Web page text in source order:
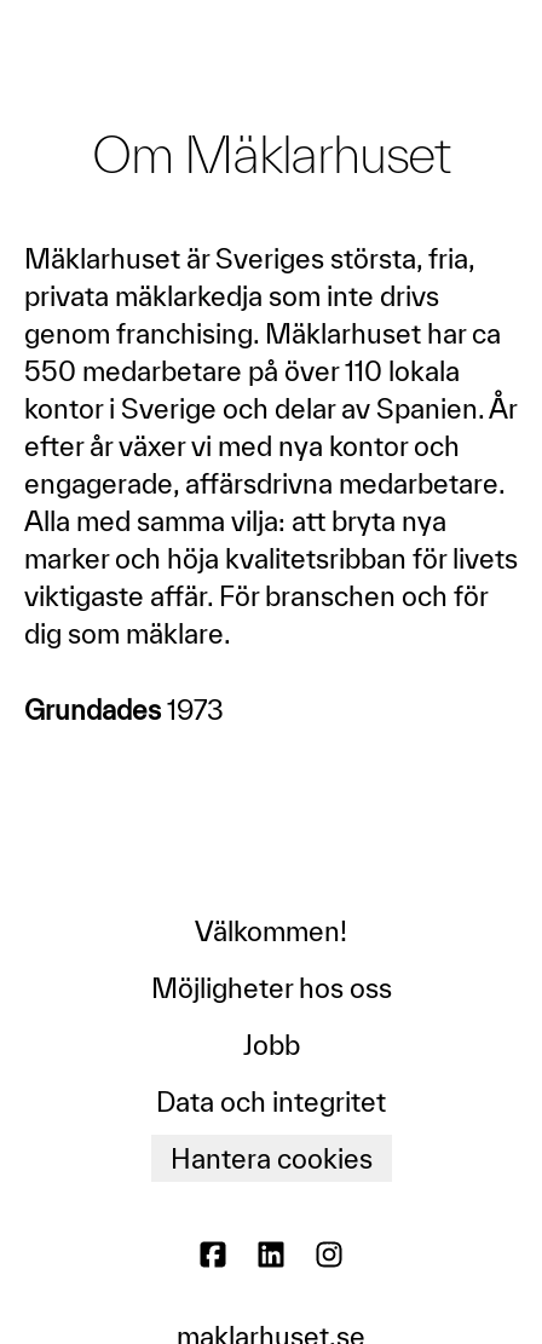
Om Mäklarhuset
Mäklarhuset är Sveriges största, fria,
privata mäklarkedja som inte drivs
genom franchising. Mäklarhuset har ca
550 medarbetare på över 110 lokala
kontor i Sverige och delar av Spanien. År
efter år växer vi med nya kontor och
engagerade, affärsdrivna medarbetare.
Alla med samma vilja: att bryta nya
marker och höja kvalitetsribban för livets
viktigaste affär. För branschen och för
dig som mäklare.
Grundades 1973
Välkommen!
Möjligheter hos oss
Jobb
Data och integritet
Hantera cookies
maklarhuset.se